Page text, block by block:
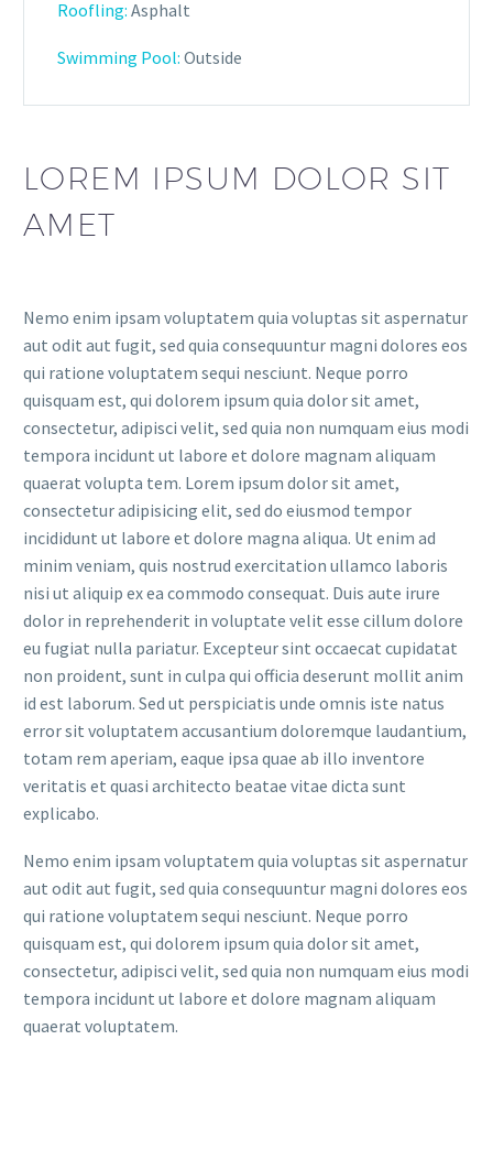
Roofling: Asphalt
Swimming Pool: Outside
LOREM IPSUM DOLOR SIT
AMET
Nemo enim ipsam voluptatem quia voluptas sit aspernatur
aut odit aut fugit, sed quia consequuntur magni dolores eos
qui ratione voluptatem sequi nesciunt. Neque porro
quisquam est, qui dolorem ipsum quia dolor sit amet,
consectetur, adipisci velit, sed quia non numquam eius modi
tempora incidunt ut labore et dolore magnam aliquam
quaerat volupta tem. Lorem ipsum dolor sit amet,
consectetur adipisicing elit, sed do eiusmod tempor
incididunt ut labore et dolore magna aliqua. Ut enim ad
minim veniam, quis nostrud exercitation ullamco laboris
nisi ut aliquip ex ea commodo consequat. Duis aute irure
dolor in reprehenderit in voluptate velit esse cillum dolore
eu fugiat nulla pariatur. Excepteur sint occaecat cupidatat
non proident, sunt in culpa qui officia deserunt mollit anim
id est laborum. Sed ut perspiciatis unde omnis iste natus
error sit voluptatem accusantium doloremque laudantium,
totam rem aperiam, eaque ipsa quae ab illo inventore
veritatis et quasi architecto beatae vitae dicta sunt
explicabo.
Nemo enim ipsam voluptatem quia voluptas sit aspernatur
aut odit aut fugit, sed quia consequuntur magni dolores eos
qui ratione voluptatem sequi nesciunt. Neque porro
quisquam est, qui dolorem ipsum quia dolor sit amet,
consectetur, adipisci velit, sed quia non numquam eius modi
tempora incidunt ut labore et dolore magnam aliquam
quaerat voluptatem.